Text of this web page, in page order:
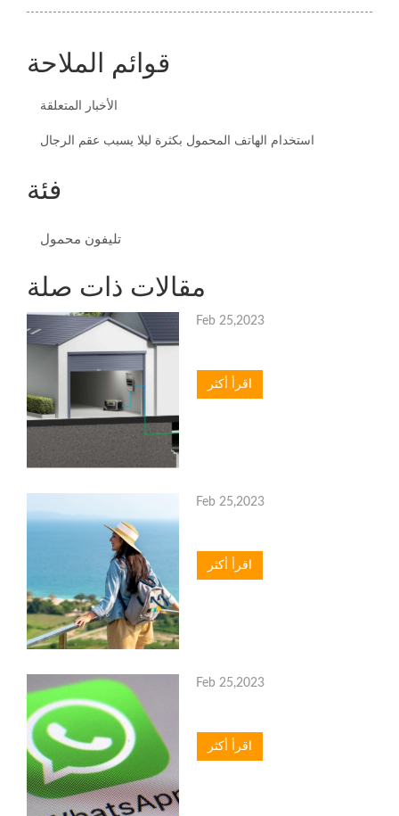
قوائم الملاحة
الأخبار المتعلقة
استخدام الهاتف المحمول بكثرة ليلا يسبب عقم الرجال
فئة
تليفون محمول
مقالات ذات صلة
Feb 25,2023
اقرأ أكثر
Feb 25,2023
اقرأ أكثر
Feb 25,2023
اقرأ أكثر